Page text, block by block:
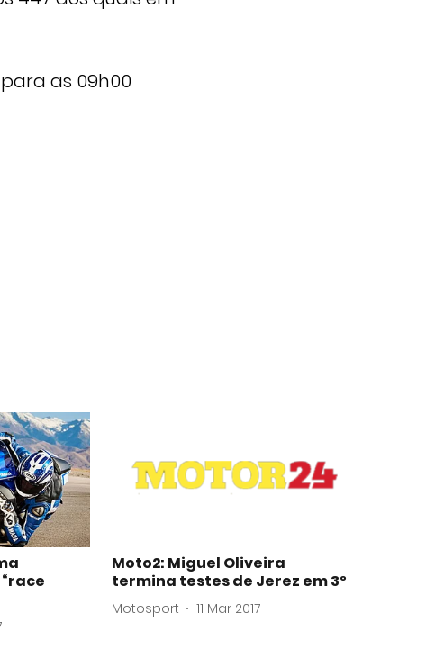
as 09h00
Moto2: Miguel Oliveira
termina testes de Jerez em 3º
Motosport 11 Mar 2017